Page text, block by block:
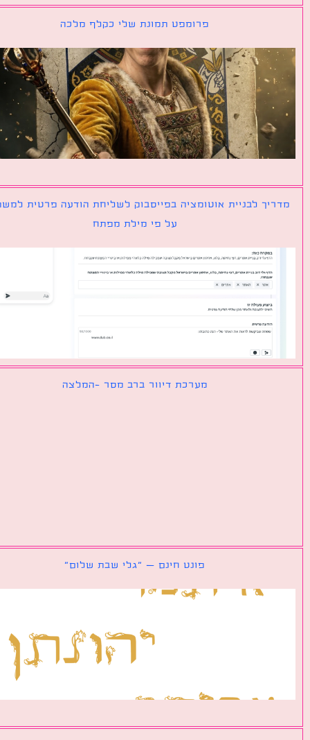
פרומפט תמונת שלי כקלף מלכה
לבניית אוטומציה בפייסבוק לשליחת הודעה פרטית למשתמש
על פי מילת מפתח
מערכת דיוור ברב מסר -המלצה
פונט חינם – ״גלי שבת שלום״